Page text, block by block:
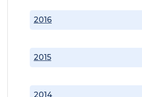
2014
2015
2016